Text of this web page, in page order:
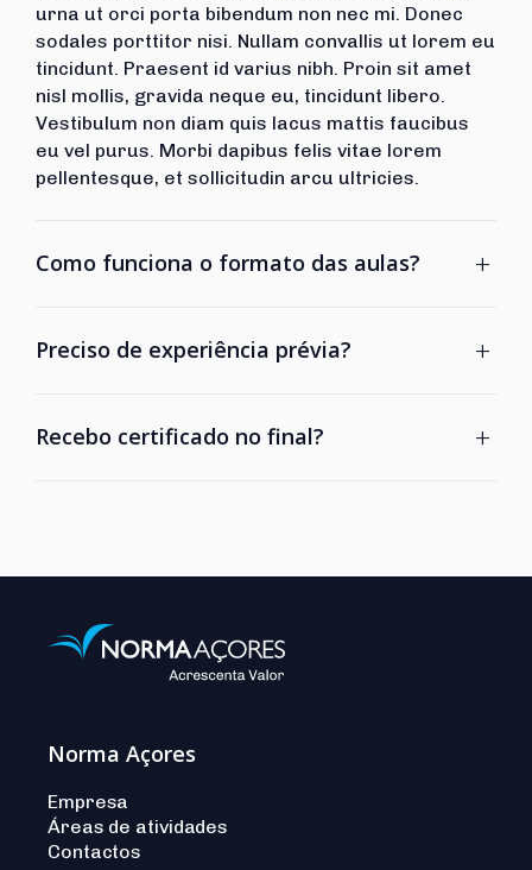
urna ut orci porta bibendum non nec mi. Donec
sodales porttitor nisi. Nullam convallis ut lorem eu
tincidunt. Praesent id varius nibh. Proin sit amet
nisl mollis, gravida neque eu, tincidunt libero.
Vestibulum non diam quis lacus mattis faucibus
eu vel purus. Morbi dapibus felis vitae lorem
pellentesque, et sollicitudin arcu ultricies.
Como funciona o formato das aulas? +
Preciso de experiência prévia? +
Recebo certificado no final? +
Norma Açores
Empresa
Áreas de atividades
Contactos